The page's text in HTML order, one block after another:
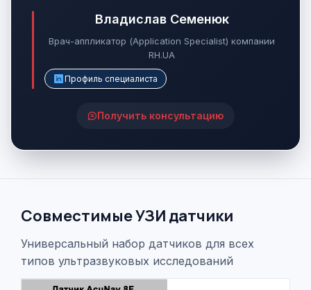
Владислав Семенюк
Врач-аппликатор (Application Specialist) компании
RH.UA
Профиль специалиста
Получить консультацию
Совместимые УЗИ датчики
Универсальный набор датчиков для всех
типов ультразвуковых исследований